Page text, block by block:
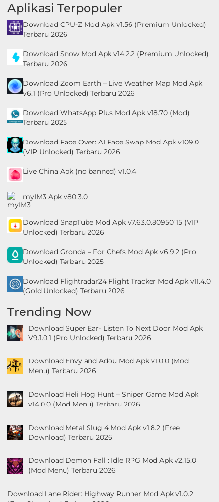
Aplikasi Terpopuler
Download CPU-Z Mod Apk v1.56 (Premium Unlocked)
Terbaru 2026
Download Snow Mod Apk v14.2.2 (Premium Unlocked)
Terbaru 2026
Download Zoom Earth – Live Weather Map Mod Apk
v6.1 (Pro Unlocked) Terbaru 2026
Download WhatsApp Plus Mod Apk v18.70 (Mod)
Terbaru 2025
Download Face Over: AI Face Swap Mod Apk v109.0
(VIP Unlocked) Terbaru 2026
Live China Apk (no banned) v1.0.4
myIM3 Apk v80.3.0
Download SnapTube Mod Apk v7.63.0.80950115 (VIP
Unlocked) Terbaru 2026
Download Gronda – For Chefs Mod Apk v6.9.2 (Pro
Unlocked) Terbaru 2025
Download Flightradar24 Flight Tracker Mod Apk v11.4.0
(Gold Unlocked) Terbaru 2026
Trending Now
Download Super Ear- Listen To Next Door Mod Apk
V9.1.0.1 (Pro Unlocked) Terbaru 2026
Download Envy and Adou Mod Apk v1.0.0 (Mod
Menu) Terbaru 2026
Download Heli Hog Hunt – Sniper Game Mod Apk
v14.0.0 (Mod Menu) Terbaru 2026
Download Metal Slug 4 Mod Apk v1.8.2 (Free
Download) Terbaru 2026
Download Demon Fall : Idle RPG Mod Apk v2.15.0
(Mod Menu) Terbaru 2026
Download Lane Rider: Highway Runner Mod Apk v1.0.2